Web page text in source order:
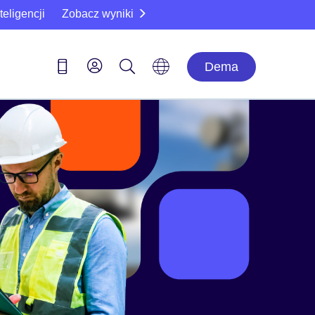
Zobacz wyniki
Dema